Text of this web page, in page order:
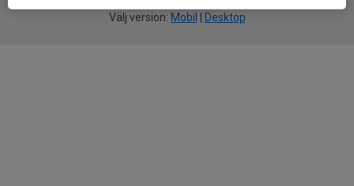
Välj version: Mobil Desktop